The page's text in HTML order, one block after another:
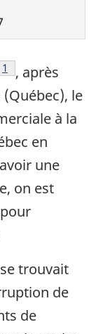
Note de bas de
1
, après
le
à la
en
une
on est
trouvait
de
de